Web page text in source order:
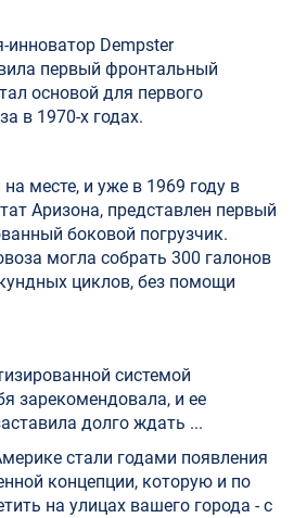
инноватор Dempster
первый фронтальный
основой для первого
в 1970-х годах.
месте, и уже в 1969 году в
Аризона, представлен первый
боковой погрузчик.
могла собрать 300 галонов
циклов, без помощи
системой
зарекомендовала, и ее
долго ждать ...
стали годами появления
концепции, которую и по
на улицах вашего города - с